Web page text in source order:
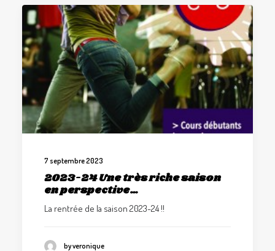
7 septembre 2023
2023-24 Une très riche saison
en perspective…
La rentrée de la saison 2023-24 !!
by veronique